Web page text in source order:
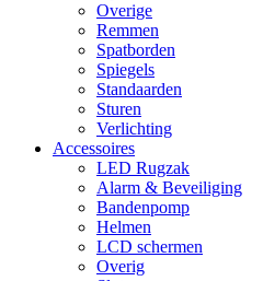
Overige
Remmen
Spatborden
Spiegels
Standaarden
Sturen
Verlichting
Accessoires
LED Rugzak
Alarm & Beveiliging
Bandenpomp
Helmen
LCD schermen
Overig